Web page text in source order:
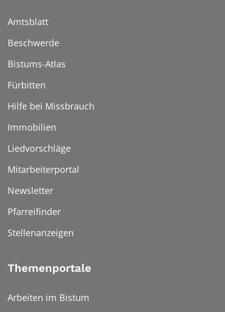
Amtsblatt
Beschwerde
Bistums-Atlas
Fürbitten
Hilfe bei Missbrauch
Immobilien
Liedvorschläge
Mitarbeiterportal
Newsletter
Pfarreifinder
Stellenanzeigen
Themenportale
Arbeiten im Bistum